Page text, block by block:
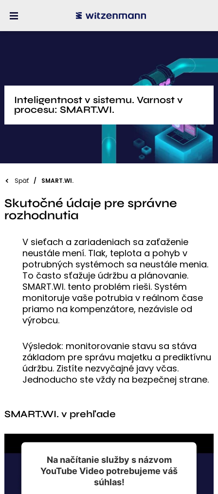
Inteligentnost v sistemu. Varnost v
procesu: SMART.WI.
Späť SMART.WI.
Skutočné údaje pre správne
rozhodnutia
V sieťach a zariadeniach sa zaťaženie
neustále mení. Tlak, teplota a pohyb v
potrubných systémoch sa neustále menia.
To často sťažuje údržbu a plánovanie.
SMART.WI. tento problém rieši. Systém
monitoruje vaše potrubia v reálnom čase
priamo na kompenzátore, nezávisle od
výrobcu.
Výsledok: monitorovanie stavu sa stáva
základom pre správu majetku a prediktívnu
údržbu. Zistíte nezvyčajné javy včas.
Jednoducho ste vždy na bezpečnej strane.
SMART.WI. v prehľade
Na načítanie služby s názvom
YouTube Video potrebujeme váš
súhlas!